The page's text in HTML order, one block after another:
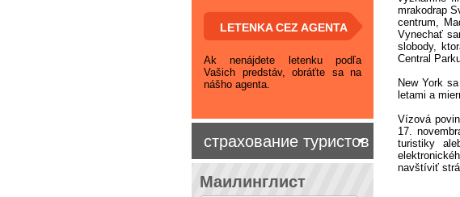
mrakodrap
centrum,
Vynechať
slobody,
Central
New York
letami a
Vízová
17.
turistiky
navštíviť
Маилинглист
LETENKA CEZ AGENTA
Ak nenájdete letenku podľa
Vašich predstáv, obráťte sa na
nášho agenta.
страхование туристов